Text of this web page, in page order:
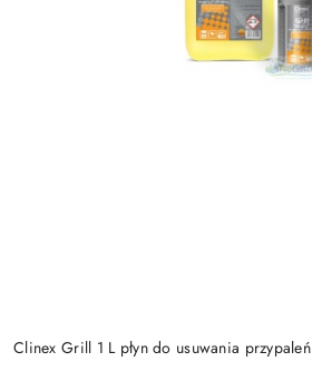
Clinex Grill 1 L płyn do usuwania przypaleń